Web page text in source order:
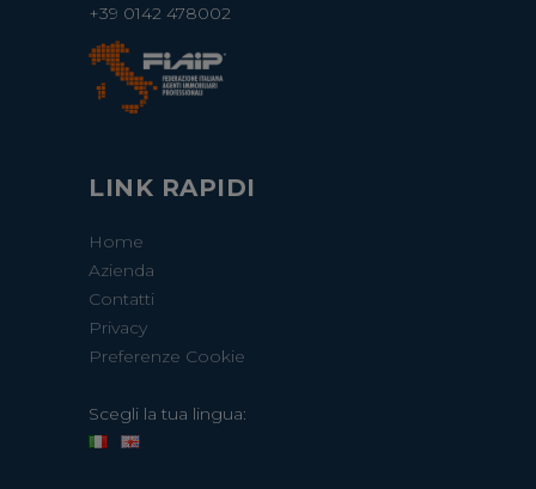
+39 0142 478002
LINK RAPIDI
Home
Azienda
Contatti
Privacy
Preferenze Cookie
Scegli la tua lingua: